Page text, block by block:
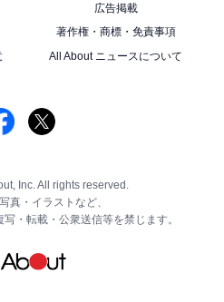
広告掲載
著作権・商標・免責事項
All About ニュースについて
Inc. All rights reserved.
真・イラストなど、
・転載・公衆送信等を禁じます。